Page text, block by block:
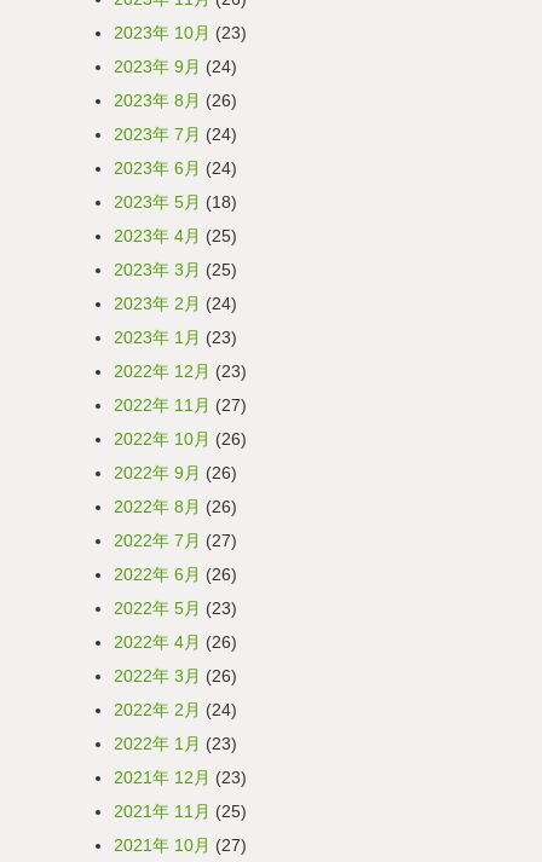
2023年 10月 (23)
2023年 9月 (24)
2023年 8月 (26)
2023年 7月 (24)
2023年 6月 (24)
2023年 5月 (18)
2023年 4月 (25)
2023年 3月 (25)
2023年 2月 (24)
2023年 1月 (23)
2022年 12月 (23)
2022年 11月 (27)
2022年 10月 (26)
2022年 9月 (26)
2022年 8月 (26)
2022年 7月 (27)
2022年 6月 (26)
2022年 5月 (23)
2022年 4月 (26)
2022年 3月 (26)
2022年 2月 (24)
2022年 1月 (23)
2021年 12月 (23)
2021年 11月 (25)
2021年 10月 (27)